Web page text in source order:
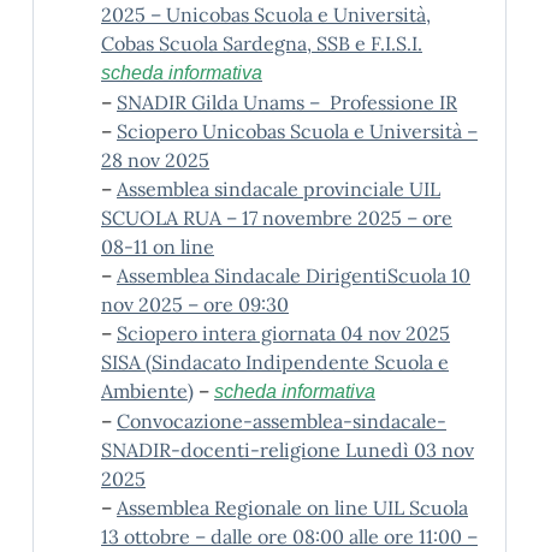
2025 – Unicobas Scuola e Università,
Cobas Scuola Sardegna, SSB e F.I.S.I.
scheda informativa
– SNADIR Gilda Unams – Professione IR
– Sciopero Unicobas Scuola e Università –
28 nov 2025
– Assemblea sindacale provinciale UIL
SCUOLA RUA – 17 novembre 2025 – ore
08-11 on line
– Assemblea Sindacale DirigentiScuola 10
nov 2025 – ore 09:30
– Sciopero intera giornata 04 nov 2025
SISA (Sindacato Indipendente Scuola e
Ambiente) – scheda informativa
– Convocazione-assemblea-sindacale-
SNADIR-docenti-religione Lunedì 03 nov
2025
– Assemblea Regionale on line UIL Scuola
13 ottobre – dalle ore 08:00 alle ore 11:00 –